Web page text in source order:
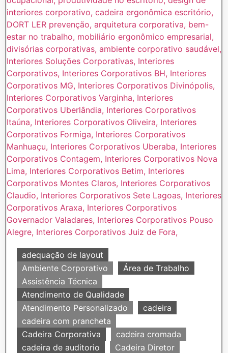
adequação de layout
Ambiente Corporativo
Área de Trabalho
Assistência Técnica
Atendimento de Qualidade
Atendimento Personalizado
cadeira
cadeira com prancheta
Cadeira Corporativa
cadeira cromada
cadeira de auditorio
Cadeira Diretor